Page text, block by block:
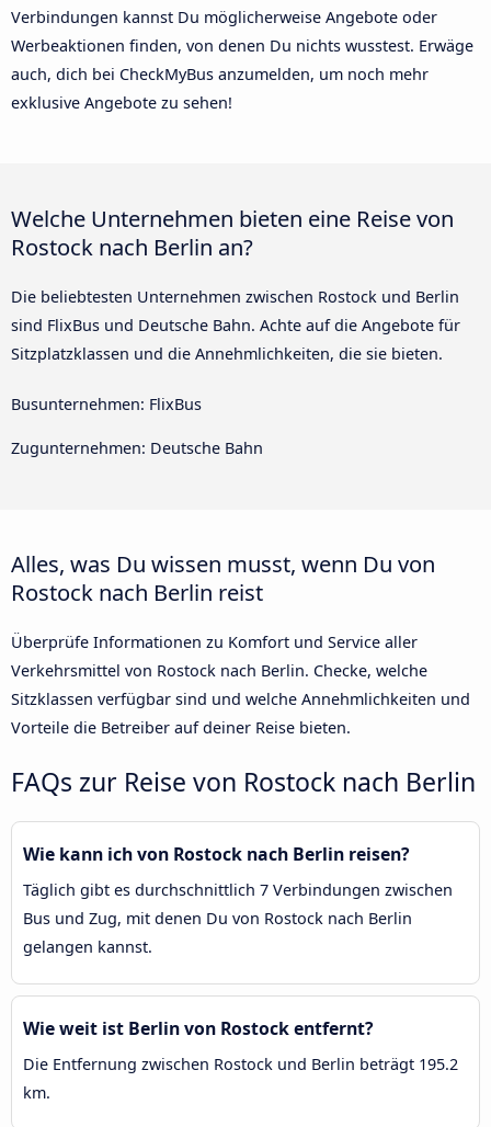
Verbindungen kannst Du möglicherweise Angebote oder
Werbeaktionen finden, von denen Du nichts wusstest. Erwäge
auch, dich bei CheckMyBus anzumelden, um noch mehr
exklusive Angebote zu sehen!
Welche Unternehmen bieten eine Reise von
Rostock nach Berlin an?
Die beliebtesten Unternehmen zwischen Rostock und Berlin
sind FlixBus und Deutsche Bahn. Achte auf die Angebote für
Sitzplatzklassen und die Annehmlichkeiten, die sie bieten.
Busunternehmen: FlixBus
Zugunternehmen: Deutsche Bahn
Alles, was Du wissen musst, wenn Du von
Rostock nach Berlin reist
Überprüfe Informationen zu Komfort und Service aller
Verkehrsmittel von Rostock nach Berlin. Checke, welche
Sitzklassen verfügbar sind und welche Annehmlichkeiten und
Vorteile die Betreiber auf deiner Reise bieten.
FAQs zur Reise von Rostock nach Berlin
Wie kann ich von Rostock nach Berlin reisen?
Täglich gibt es durchschnittlich 7 Verbindungen zwischen
Bus und Zug, mit denen Du von Rostock nach Berlin
gelangen kannst.
Wie weit ist Berlin von Rostock entfernt?
Die Entfernung zwischen Rostock und Berlin beträgt 195.2
km.